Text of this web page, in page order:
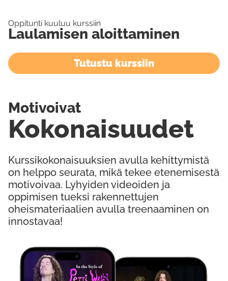
Oppitunti kuuluu kurssiin
Laulamisen aloittaminen
Tutustu kurssiin
Kurssikokonaisuuksien avulla kehittymistä
on helppo seurata, mikä tekee etenemisestä
motivoivaa. Lyhyiden videoiden ja
oppimisen tueksi rakennettujen
oheismateriaalien avulla treenaaminen on
innostavaa!
Kokonaisuudet
Motivoivat